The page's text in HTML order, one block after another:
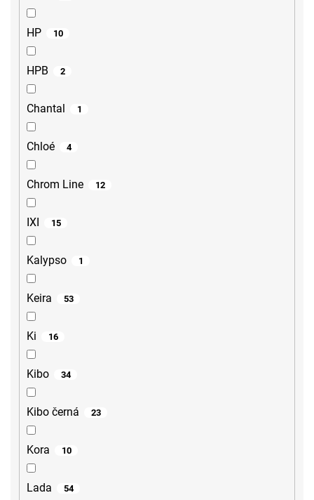
HP 10
HPB 2
Chantal 1
Chloé 4
Chrom Line 12
IXI 15
Kalypso 1
Keira 53
Ki 16
Kibo 34
Kibo černá 23
Kora 10
Lada 54